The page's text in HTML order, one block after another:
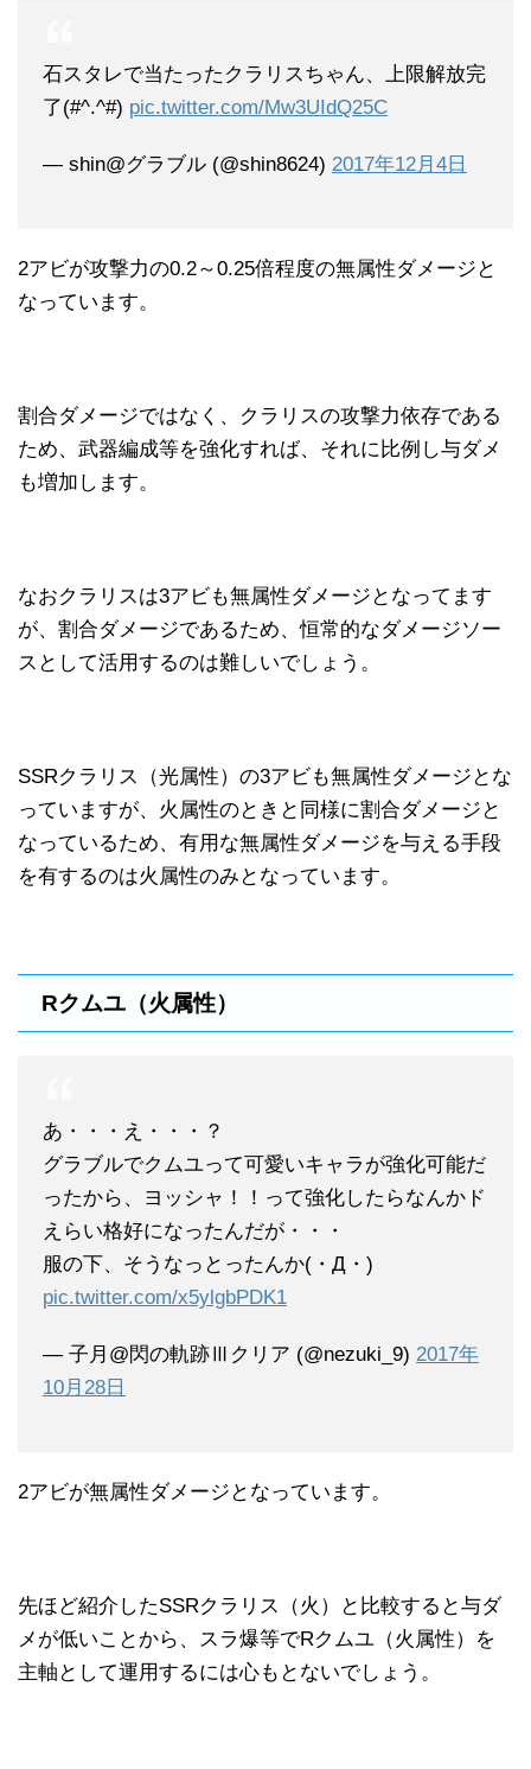
石スタレで当たったクラリスちゃん、上限解放完
了(#^.^#) pic.twitter.com/Mw3UIdQ25C
— shin@グラブル (@shin8624) 2017年12月4日
2アビが攻撃力の0.2～0.25倍程度の無属性ダメージと
なっています。
割合ダメージではなく、クラリスの攻撃力依存である
ため、武器編成等を強化すれば、それに比例し与ダメ
も増加します。
なおクラリスは3アビも無属性ダメージとなってます
が、割合ダメージであるため、恒常的なダメージソー
スとして活用するのは難しいでしょう。
SSRクラリス（光属性）の3アビも無属性ダメージとな
っていますが、火属性のときと同様に割合ダメージと
なっているため、有用な無属性ダメージを与える手段
を有するのは火属性のみとなっています。
Rクムユ（火属性）
あ・・・え・・・？
グラブルでクムユって可愛いキャラが強化可能だ
ったから、ヨッシャ！！って強化したらなんかド
えらい格好になったんだが・・・
服の下、そうなっとったんか(・Д・)
pic.twitter.com/x5ylgbPDK1
— 子月@閃の軌跡Ⅲクリア (@nezuki_9) 2017年
10月28日
2アビが無属性ダメージとなっています。
先ほど紹介したSSRクラリス（火）と比較すると与ダ
メが低いことから、スラ爆等でRクムユ（火属性）を
主軸として運用するには心もとないでしょう。